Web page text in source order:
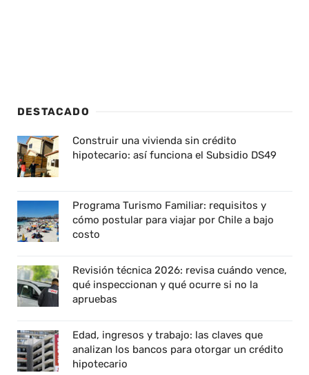
DESTACADO
Construir una vivienda sin crédito
hipotecario: así funciona el Subsidio DS49
Programa Turismo Familiar: requisitos y
cómo postular para viajar por Chile a bajo
costo
Revisión técnica 2026: revisa cuándo vence,
qué inspeccionan y qué ocurre si no la
apruebas
Edad, ingresos y trabajo: las claves que
analizan los bancos para otorgar un crédito
hipotecario